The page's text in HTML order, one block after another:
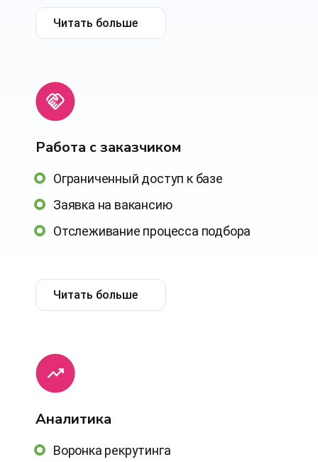
Читать больше
Работа с заказчиком
Ограниченный доступ к базе
Заявка на вакансию
Отслеживание процесса подбора
Читать больше
Аналитика
Воронка рекрутинга